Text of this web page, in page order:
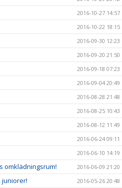
2016-10-27 14:57
2016-10-22 18:15
2016-09-30 12:23
2016-09-20 21:50
2016-09-18 07:23
2016-09-04 20:49
2016-08-28 21:48
2016-08-25 10:43
2016-08-12 11:49
2016-06-24 09:11
2016-06-10 14:19
omklädningsrum! 2016-06-09 21:20
juniorer! 2016-05-26 20:48